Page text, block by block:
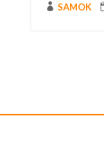
 SAMOK